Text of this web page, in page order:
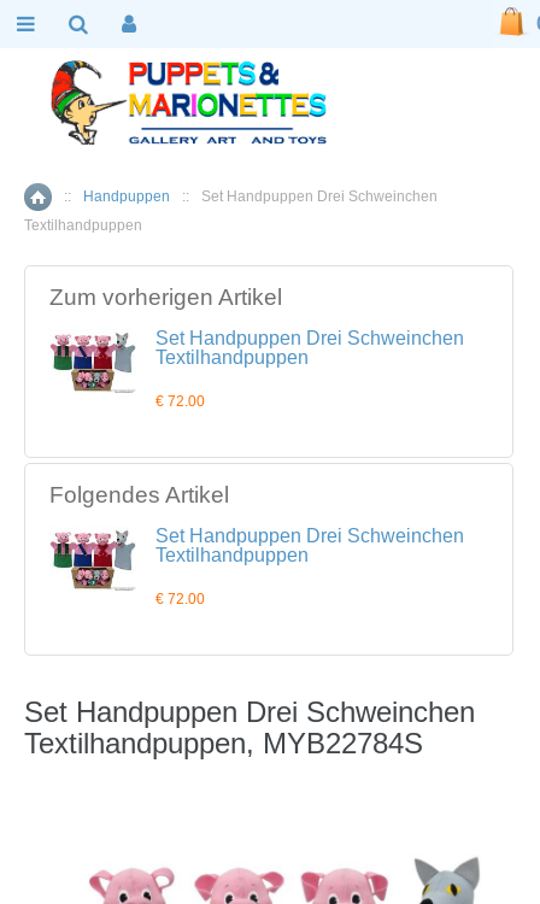
Home
:: Handpuppen ::
Set Handpuppen Drei Schweinchen
Textilhandpuppen
Zum vorherigen Artikel
Set Handpuppen Drei Schweinchen
Textilhandpuppen
€ 72.00
Folgendes Artikel
Set Handpuppen Drei Schweinchen
Textilhandpuppen
€ 72.00
Set Handpuppen Drei Schweinchen
Textilhandpuppen, MYB22784S